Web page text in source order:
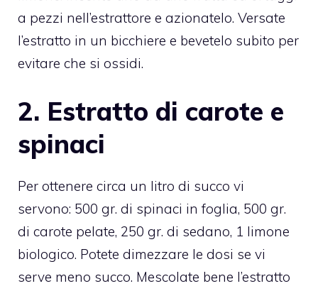
a pezzi nell’estrattore e azionatelo. Versate
l’estratto in un bicchiere e bevetelo subito per
evitare che si ossidi.
2. Estratto di carote e
spinaci
Per ottenere circa un litro di succo vi
servono: 500 gr. di spinaci in foglia, 500 gr.
di carote pelate, 250 gr. di sedano, 1 limone
biologico. Potete dimezzare le dosi se vi
serve meno succo. Mescolate bene l’estratto